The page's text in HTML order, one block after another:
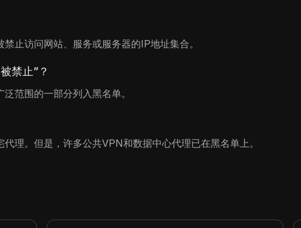
止访问网站、服务或服务器的IP地址集合。
禁止”？
范围的一部分列入黑名单。
理。但是，许多公共VPN和数据中心代理已在黑名单上。